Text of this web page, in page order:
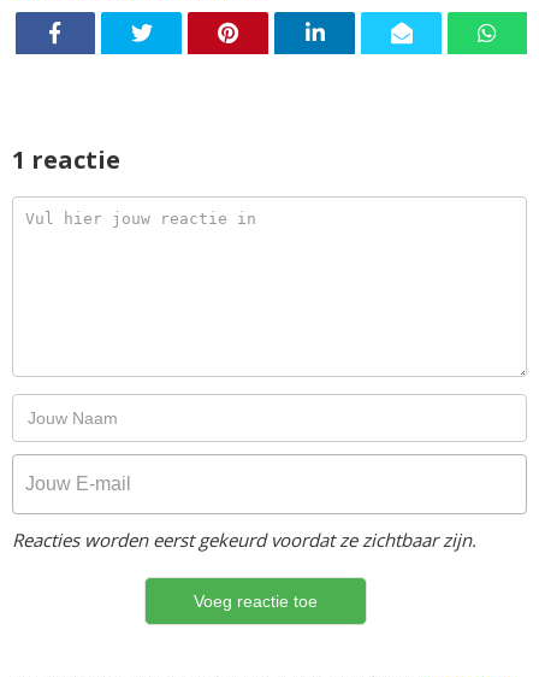
1 reactie
Reacties worden eerst gekeurd voordat ze zichtbaar zijn.